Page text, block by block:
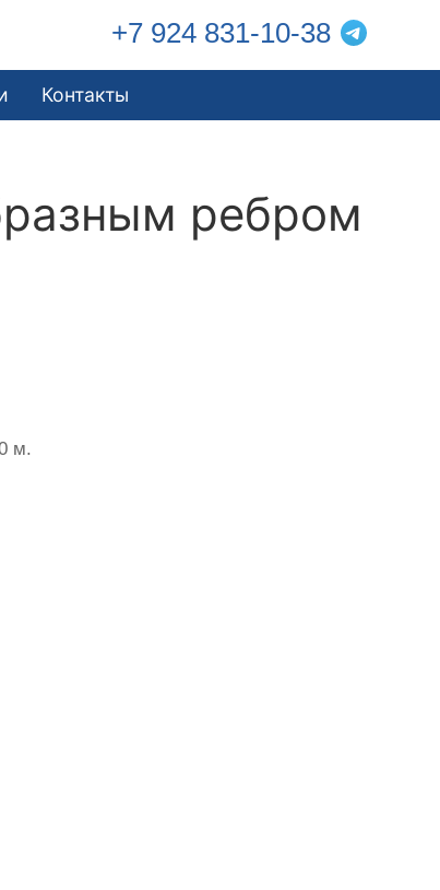
+7 924 831-10-38
Контакты
ребром
м.